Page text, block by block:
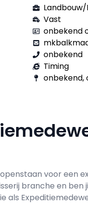
Vast
onbekend
onbekend
Timing
onbekend,
voor een
branche en ben
als